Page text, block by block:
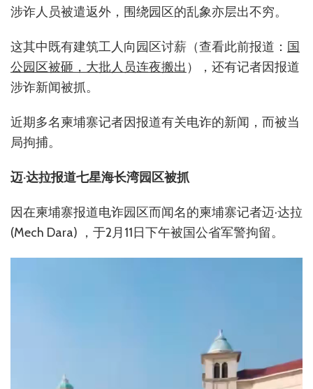
涉诈人员被遣返外，围绕园区的乱象亦层出不穷。
这其中既有建筑工人向园区讨薪（查看此前报道： 国
公园区被砸，大批人员连夜搬出 ），还有记者因报道
涉诈新闻被抓。
近期多名柬埔寨记者因报道有关电诈的新闻，而被当
局拘捕。
迈·达拉报道七星海长湾园区被抓
因在柬埔寨报道电诈园区而闻名的柬埔寨记者迈·达拉
(Mech Dara) ，于2月11日下午被国公省军警拘留。